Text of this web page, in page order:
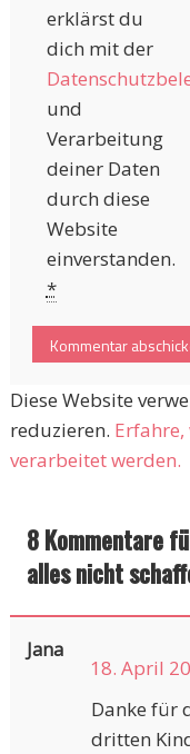
erklärst du
dich mit der
und
Verarbeitung
deiner Daten
durch diese
Website
einverstanden.
*
Diese Website
reduzieren.
verarbeitet werden.
8 Kommentare
alles nicht
Jana
18. April
Danke für
dritten